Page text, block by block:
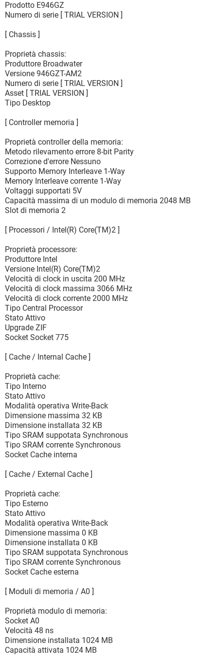
Prodotto E946GZ
Numero di serie [ TRIAL VERSION ]
[ Chassis ]
Proprietà chassis:
Produttore Broadwater
Versione 946GZT-AM2
Numero di serie [ TRIAL VERSION ]
Asset [ TRIAL VERSION ]
Tipo Desktop
[ Controller memoria ]
Proprietà controller della memoria:
Metodo rilevamento errore 8-bit Parity
Correzione d'errore Nessuno
Supporto Memory Interleave 1-Way
Memory Interleave corrente 1-Way
Voltaggi supportati 5V
Capacità massima di un modulo di memoria 2048 MB
Slot di memoria 2
[ Processori / Intel(R) Core(TM)2 ]
Proprietà processore:
Produttore Intel
Versione Intel(R) Core(TM)2
Velocità di clock in uscita 200 MHz
Velocità di clock massima 3066 MHz
Velocità di clock corrente 2000 MHz
Tipo Central Processor
Stato Attivo
Upgrade ZIF
Socket Socket 775
[ Cache / Internal Cache ]
Proprietà cache:
Tipo Interno
Stato Attivo
Modalità operativa Write-Back
Dimensione massima 32 KB
Dimensione installata 32 KB
Tipo SRAM suppotata Synchronous
Tipo SRAM corrente Synchronous
Socket Cache interna
[ Cache / External Cache ]
Proprietà cache:
Tipo Esterno
Stato Attivo
Modalità operativa Write-Back
Dimensione massima 0 KB
Dimensione installata 0 KB
Tipo SRAM suppotata Synchronous
Tipo SRAM corrente Synchronous
Socket Cache esterna
[ Moduli di memoria / A0 ]
Proprietà modulo di memoria:
Socket A0
Velocità 48 ns
Dimensione installata 1024 MB
Capacità attivata 1024 MB